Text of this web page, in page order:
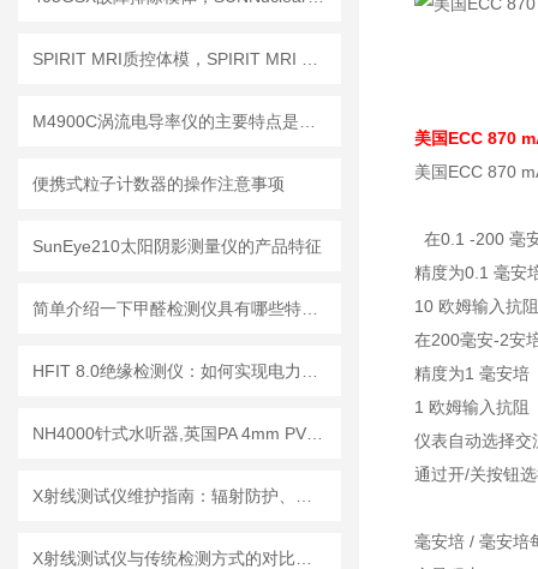
便携式粒子计数器的操作注意事项
SunEye210太阳阴影测量仪的产品特征
美国ECC 870
美国ECC 870
在0.1 -200 毫
精度为0.1 毫安
10 欧姆输入抗阻
在200毫安-2安
精度为1 毫安培
1 欧姆输入抗阻
仪表自动选择交
通过开/关按钮
毫安培 / 毫安培